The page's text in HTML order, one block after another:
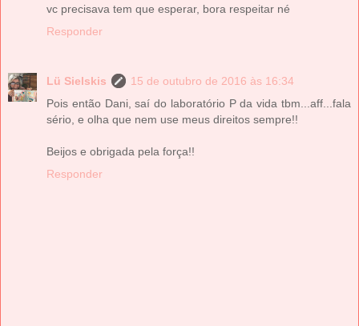
vc precisava tem que esperar, bora respeitar né
Responder
Lü Sielskis
15 de outubro de 2016 às 16:34
Pois então Dani, saí do laboratório P da vida tbm...aff...fala
sério, e olha que nem use meus direitos sempre!!
Beijos e obrigada pela força!!
Responder